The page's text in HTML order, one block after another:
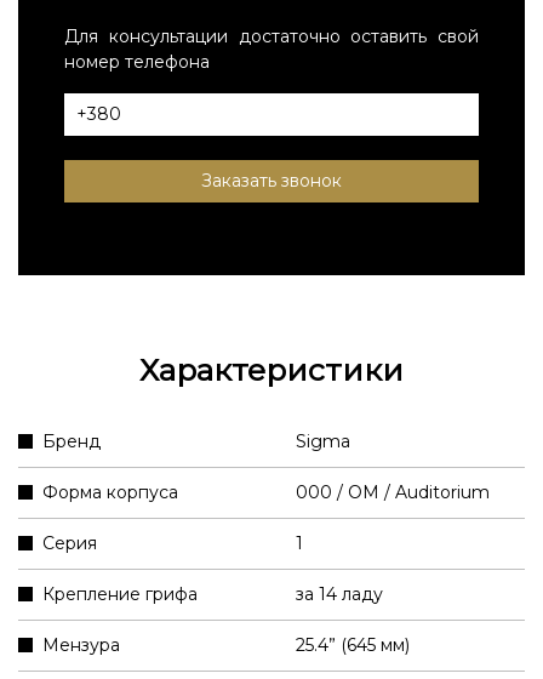
Для консультации достаточно оставить свой
номер телефона
Заказать звонок
Характеристики
Бренд Sigma
Форма корпуса 000 / OM / Auditorium
Серия 1
Крепление грифа за 14 ладу
Мензура 25.4” (645 мм)